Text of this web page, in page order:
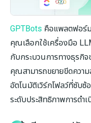
GPTBots คือแพลตฟอร์
คุณเลือกใช้เครื่องมือ
กับกระบวนการทางธุรกิ
คุณสามารถขยายขีดควา
อัตโนมัติเวิร์กโฟลว์ที่ซับ
ระดับประสิทธิภาพการดำ